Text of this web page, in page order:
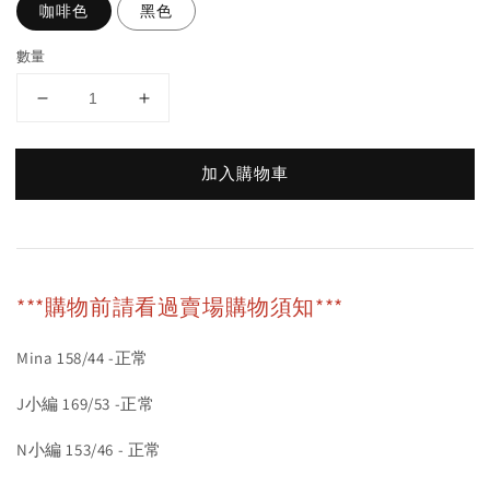
咖啡色 黑色
數量
加入購物車
***購物前請看過賣場購物須知***
Mina 158/44 -正常
J小編 169/53 -正常
N小編 153/46 - 正常